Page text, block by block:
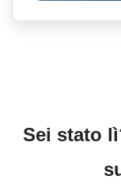
Sei stato